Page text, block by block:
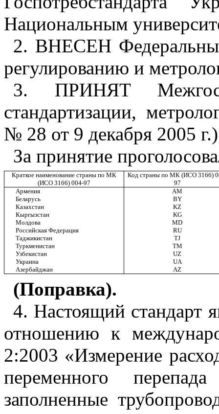
Национальным
2. ВНЕСЕН
регулированию и
3. ПРИНЯТ
стандартизации,
№ 28 от 9 декабря 2005 г.)
За принятие
Краткое наименование страны по МК
(ИСО 3166) 004-97
Код страны по МК (ИСО 3166)
97
Армения
AM
Беларусь
BY
Казахстан
KZ
Кыргызстан
KG
Молдова
MD
Российская Федерация
RU
Таджикистан
TJ
Туркменистан
TM
Узбекистан
UZ
Украина
UA
Азербайджан
AZ
(Поправка).
4. Настоящий стандарт
отношению к
2:2003 «Измерение
переменного
заполненные